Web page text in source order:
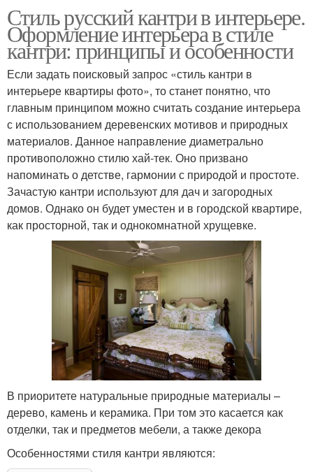
Стиль русский кантри в интерьере.
Оформление интерьера в стиле
кантри: принципы и особенности
Если задать поисковый запрос «стиль кантри в
интерьере квартиры фото», то станет понятно, что
главным принципом можно считать создание интерьера
с использованием деревенских мотивов и природных
материалов. Данное направление диаметрально
противоположно стилю хай-тек. Оно призвано
напоминать о детстве, гармонии с природой и простоте.
Зачастую кантри используют для дач и загородных
домов. Однако он будет уместен и в городской квартире,
как просторной, так и однокомнатной хрущевке.
В приоритете натуральные природные материалы –
дерево, камень и керамика. При том это касается как
отделки, так и предметов мебели, а также декора
Особенностями стиля кантри являются: